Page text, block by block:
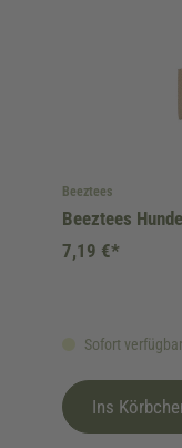
Beeztees
Beeztees
Sofort
7,19 €*
Ins